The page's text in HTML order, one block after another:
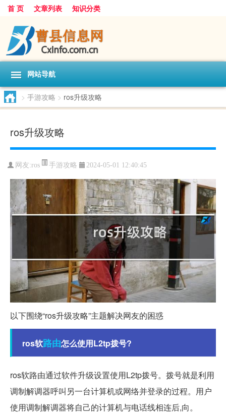
首 页 文章列表 知识分类
网站导航
> 手游攻略 > ros升级攻略
ros升级攻略
网友:ros 手游攻略 2024-05-01 12:40:45
以下围绕“ros升级攻略”主题解决网友的困惑
ros软路由怎么使用L2tp拨号?
ros软路由通过软件升级设置使用L2tp拨号。拨号就是利用
调制解调器呼叫另一台计算机或网络并登录的过程。用户
使用调制解调器将自己的计算机与电话线相连后,向。